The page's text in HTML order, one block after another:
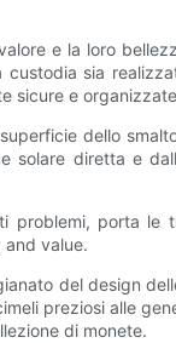
e la loro
sia
sicure e
dello
solare diretta e
problemi, porta le
and value.
del design
preziosi alle
di monete.